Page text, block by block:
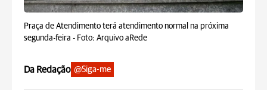
Praça de Atendimento terá atendimento normal na próxima
segunda-feira - Foto: Arquivo aRede
Da Redação @Siga-me